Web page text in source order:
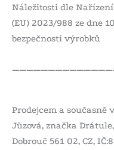
Náležitosti dle
(EU) 2023/988 ze dne
Prodejcem a současně
Jůzová, značka
Dobrouč 561 02, CZ,